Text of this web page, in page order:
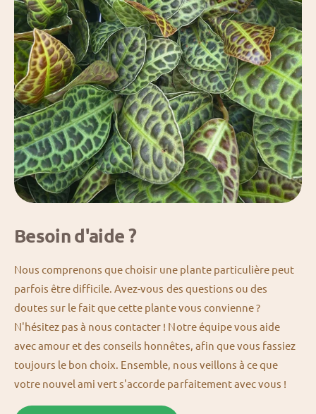
Besoin d'aide ?
Nous comprenons que choisir une plante particulière peut
parfois être difficile. Avez-vous des questions ou des
doutes sur le fait que cette plante vous convienne ?
N'hésitez pas à nous contacter ! Notre équipe vous aide
avec amour et des conseils honnêtes, afin que vous fassiez
toujours le bon choix. Ensemble, nous veillons à ce que
votre nouvel ami vert s'accorde parfaitement avec vous !